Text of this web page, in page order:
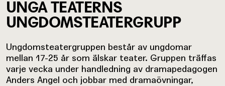
UNGA TEATERNS
UNGDOMSTEATERGRUPP
Ungdomsteatergruppen består av ungdomar
mellan 17-25 år som älskar teater. Gruppen träffas
varje vecka under handledning av dramapedagogen
Anders Angel och jobbar med dramaövningar,